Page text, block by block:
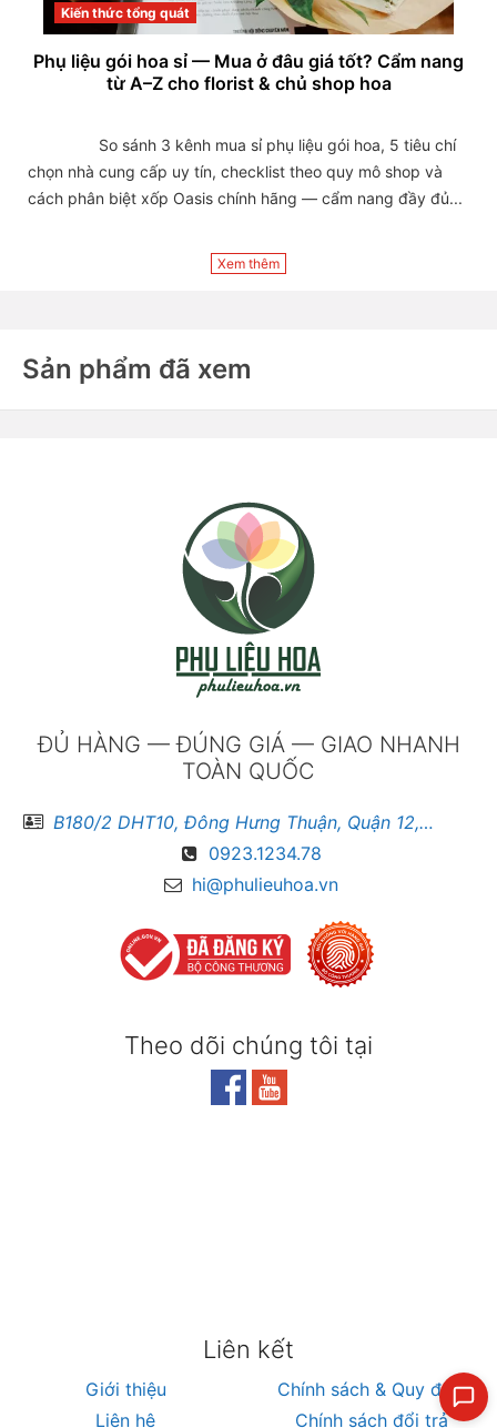
Kiến thức tổng quát
Phụ liệu gói hoa sỉ — Mua ở đâu giá tốt? Cẩm nang
từ A–Z cho florist & chủ shop hoa
chọn nhà cung cấp uy tín, checklist theo quy mô shop và
cách phân biệt xốp Oasis chính hãng — cẩm nang đầy đủ...
Xem thêm
Sản phẩm đã xem
ĐỦ HÀNG — ĐÚNG GIÁ — GIAO NHANH
TOÀN QUỐC
B180/2 DHT10, Đông Hưng Thuận, Quận 12, Hồ Chí Minh
0923.1234.78
hi@phulieuhoa.vn
Theo dõi chúng tôi tại
Liên kết
Giới thiệu
Liên hệ
Chính sách & Quy định
Chính sách đổi trả